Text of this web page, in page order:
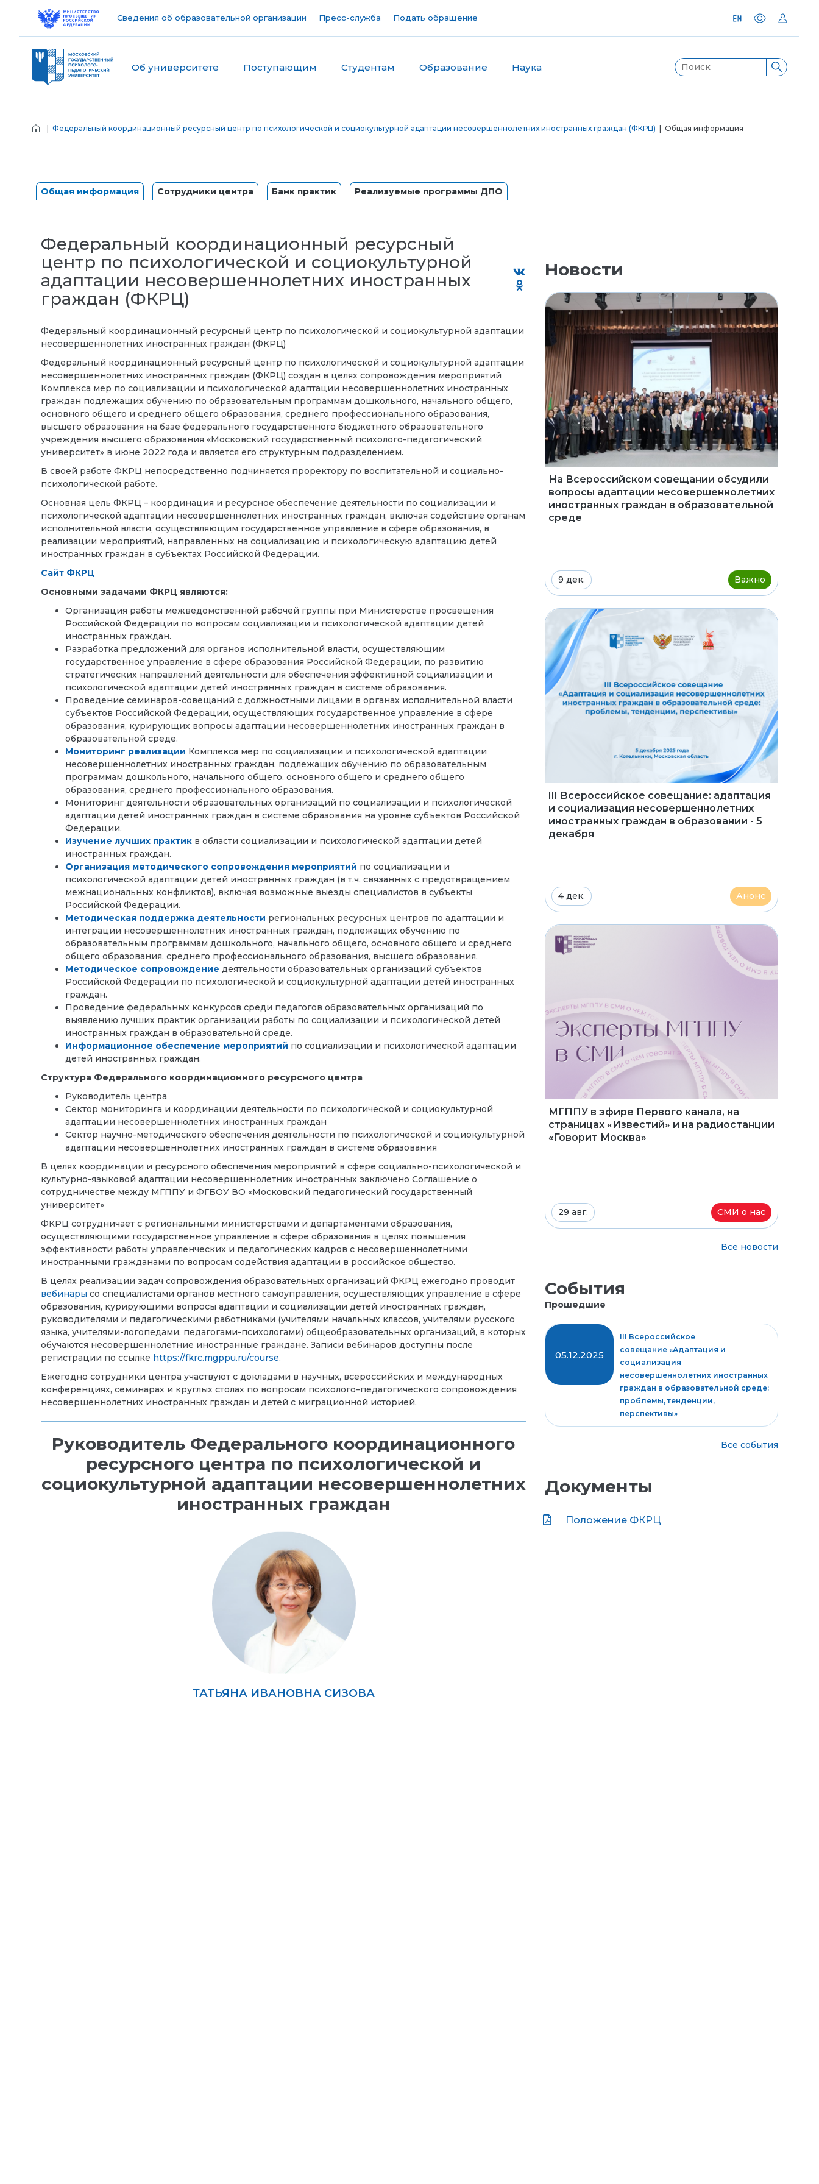
Сведения об образовательной организации Пресс-служба Подать обращение
Об университете Поступающим Студентам Образование Наука
Федеральный координационный ресурсный центр по психологической и социокультурной адаптации несовершеннолетних иностранных граждан (ФКРЦ) | Общая информация
Общая информация Сотрудники центра Банк практик Реализуемые программы ДПО
Федеральный координационный ресурсный
центр по психологической и социокультурной
адаптации несовершеннолетних иностранных
граждан (ФКРЦ)
Федеральный координационный ресурсный центр по психологической и социокультурной адаптации
несовершеннолетних иностранных граждан (ФКРЦ)
Федеральный координационный ресурсный центр по психологической и социокультурной адаптации
несовершеннолетних иностранных граждан (ФКРЦ) создан в целях сопровождения мероприятий
Комплекса мер по социализации и психологической адаптации несовершеннолетних иностранных
граждан подлежащих обучению по образовательным программам дошкольного, начального общего,
основного общего и среднего общего образования, среднего профессионального образования,
высшего образования на базе федерального государственного бюджетного образовательного
учреждения высшего образования «Московский государственный психолого-педагогический
университет» в июне 2022 года и является его структурным подразделением.
В своей работе ФКРЦ непосредственно подчиняется проректору по воспитательной и социально-
психологической работе.
Основная цель ФКРЦ – координация и ресурсное обеспечение деятельности по социализации и
психологической адаптации несовершеннолетних иностранных граждан, включая содействие органам
исполнительной власти, осуществляющим государственное управление в сфере образования, в
реализации мероприятий, направленных на социализацию и психологическую адаптацию детей
иностранных граждан в субъектах Российской Федерации.
Сайт ФКРЦ
Основными задачами ФКРЦ являются:
Организация работы межведомственной рабочей группы при Министерстве просвещения
Российской Федерации по вопросам социализации и психологической адаптации детей
иностранных граждан.
Разработка предложений для органов исполнительной власти, осуществляющим
государственное управление в сфере образования Российской Федерации, по развитию
стратегических направлений деятельности для обеспечения эффективной социализации и
психологической адаптации детей иностранных граждан в системе образования.
Проведение семинаров-совещаний с должностными лицами в органах исполнительной власти
субъектов Российской Федерации, осуществляющих государственное управление в сфере
образования, курирующих вопросы адаптации несовершеннолетних иностранных граждан в
образовательной среде.
Мониторинг реализации Комплекса мер по социализации и психологической адаптации
несовершеннолетних иностранных граждан, подлежащих обучению по образовательным
программам дошкольного, начального общего, основного общего и среднего общего
образования, среднего профессионального образования.
Мониторинг деятельности образовательных организаций по социализации и психологической
адаптации детей иностранных граждан в системе образования на уровне субъектов Российской
Федерации.
Изучение лучших практик в области социализации и психологической адаптации детей
иностранных граждан.
Организация методического сопровождения мероприятий по социализации и
психологической адаптации детей иностранных граждан (в т.ч. связанных с предотвращением
межнациональных конфликтов), включая возможные выезды специалистов в субъекты
Российской Федерации.
Методическая поддержка деятельности региональных ресурсных центров по адаптации и
интеграции несовершеннолетних иностранных граждан, подлежащих обучению по
образовательным программам дошкольного, начального общего, основного общего и среднего
общего образования, среднего профессионального образования, высшего образования.
Методическое сопровождение деятельности образовательных организаций субъектов
Российской Федерации по психологической и социокультурной адаптации детей иностранных
граждан.
Проведение федеральных конкурсов среди педагогов образовательных организаций по
выявлению лучших практик организации работы по социализации и психологической детей
иностранных граждан в образовательной среде.
Информационное обеспечение мероприятий по социализации и психологической адаптации
детей иностранных граждан.
Структура Федерального координационного ресурсного центра
Руководитель центра
Сектор мониторинга и координации деятельности по психологической и социокультурной
адаптации несовершеннолетних иностранных граждан
Сектор научно-методического обеспечения деятельности по психологической и социокультурной
адаптации несовершеннолетних иностранных граждан в системе образования
В целях координации и ресурсного обеспечения мероприятий в сфере социально-психологической и
культурно-языковой адаптации несовершеннолетних иностранных заключено Соглашение о
сотрудничестве между МГППУ и ФГБОУ ВО «Московский педагогический государственный
университет»
ФКРЦ сотрудничает с региональными министерствами и департаментами образования,
осуществляющими государственное управление в сфере образования в целях повышения
эффективности работы управленческих и педагогических кадров с несовершеннолетними
иностранными гражданами по вопросам содействия адаптации в российское общество.
В целях реализации задач сопровождения образовательных организаций ФКРЦ ежегодно проводит
вебинары со специалистами органов местного самоуправления, осуществляющих управление в сфере
образования, курирующими вопросы адаптации и социализации детей иностранных граждан,
руководителями и педагогическими работниками (учителями начальных классов, учителями русского
языка, учителями-логопедами, педагогами-психологами) общеобразовательных организаций, в которых
обучаются несовершеннолетние иностранные граждане. Записи вебинаров доступны после
регистрации по ссылке https://fkrc.mgppu.ru/course.
Ежегодно сотрудники центра участвуют с докладами в научных, всероссийских и международных
конференциях, семинарах и круглых столах по вопросам психолого–педагогического сопровождения
несовершеннолетних иностранных граждан и детей с миграционной историей.
Руководитель Федерального координационного
ресурсного центра по психологической и
социокультурной адаптации несовершеннолетних
иностранных граждан
ТАТЬЯНА ИВАНОВНА СИЗОВА
Новости
На Всероссийском совещании обсудили
вопросы адаптации несовершеннолетних
иностранных граждан в образовательной
среде
9 дек. Важно
III Всероссийское совещание: адаптация
и социализация несовершеннолетних
иностранных граждан в образовании - 5
декабря
4 дек. Анонс
МГППУ в эфире Первого канала, на
страницах «Известий» и на радиостанции
«Говорит Москва»
29 авг. СМИ о нас
Все новости
События
Прошедшие
05.12.2025
III Всероссийское
совещание «Адаптация и
социализация
несовершеннолетних иностранных
граждан в образовательной среде:
проблемы, тенденции,
перспективы»
Все события
Документы
Положение ФКРЦ